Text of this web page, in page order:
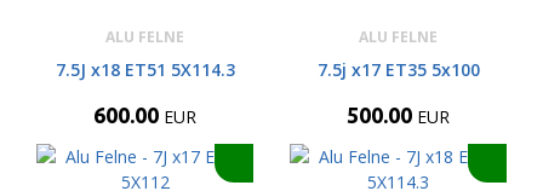
ALU FELNE
7.5J x18 ET51 5X114.3
600.00 EUR
ALU FELNE
7.5j x17 ET35 5x100
500.00 EUR